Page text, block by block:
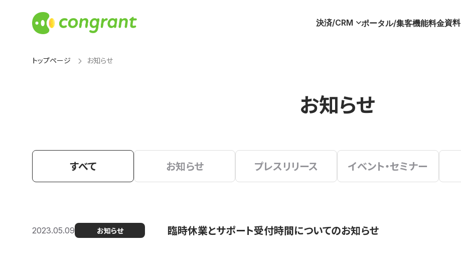
決済/CRM ポータル/集客機能料金資料
トップページ お知らせ
お知らせ
すべて お知らせ プレスリリース イベント・セミナー
2023.05.09 お知らせ 臨時休業とサポート受付時間についてのお知らせ